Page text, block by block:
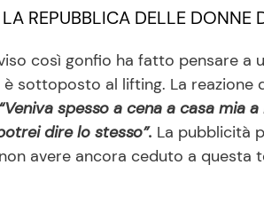
REPUBBLICA DELLE
così gonfio ha fatto pensare a
sottoposto al lifting. La
“Veniva spesso a cena a casa mia
dire lo stesso”. La pubblicità
avere ancora ceduto a questa